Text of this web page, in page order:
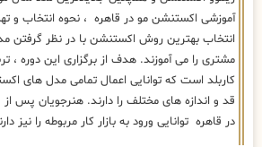
ویژگی های آموزش اکستنشن مو در قاهره
در دوره آموزش اکستنشن مو
در آموزشگاه
فرایند کامل حرفه ای اکستنشن موبه شما آموزش
آموزش اکستنشن مو در قاهره با تضمین یادگیری